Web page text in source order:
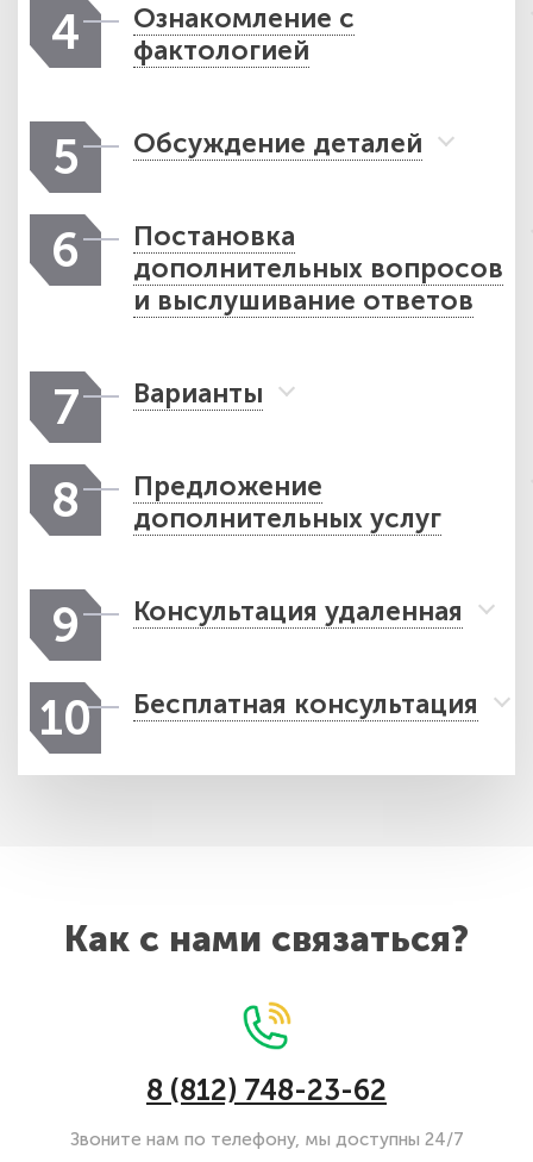
4
Ознакомление с
фактологией
5 Обсуждение деталей
6
Постановка
дополнительных вопросов
и выслушивание ответов
7 Варианты
8
Предложение
дополнительных услуг
9 Консультация удаленная
10 Бесплатная консультация
Как с нами связаться?
8 (812) 748-23-62
Звоните нам по телефону, мы доступны 24/7